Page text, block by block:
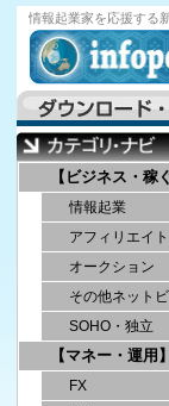
情報起業家を応援する
【ビジネス・稼
情報起業
アフィリエイト
オークション
その他ネット
SOHO・独立
【マネー・運用】
FX